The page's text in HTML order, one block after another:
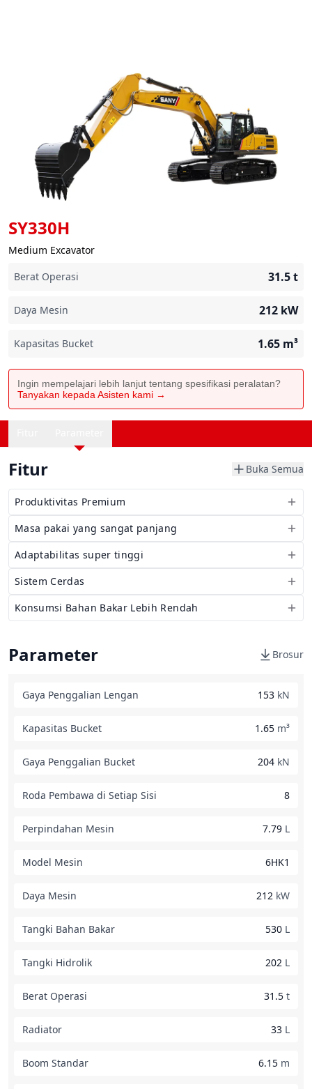
SY330H
Medium Excavator
Berat Operasi
31.5t
Daya Mesin 212 kW
Kapasitas Bucket 1.65 m³
Ingin mempelajari lebih lanjut tentang spesifikasi peralatan?
Tanyakan kepada Asisten kami →
Fitur Buka Semua
Produktivitas Premium
Masa pakai yang sangat panjang
Adaptabilitas super tinggi
Sistem Cerdas
Konsumsi Bahan Bakar Lebih Rendah
Parameter Brosur
Gaya Penggalian Lengan 153 kN
Kapasitas Bucket 1.65 m³
Gaya Penggalian Bucket 204 kN
Roda Pembawa di Setiap Sisi 8
Perpindahan Mesin 7.79 L
Model Mesin 6HK1
Daya Mesin 212 kW
Tangki Bahan Bakar 530 L
Tangki Hidrolik 202 L
Berat Operasi 31.5 t
Radiator 33 L
Boom Standar 6.15 m